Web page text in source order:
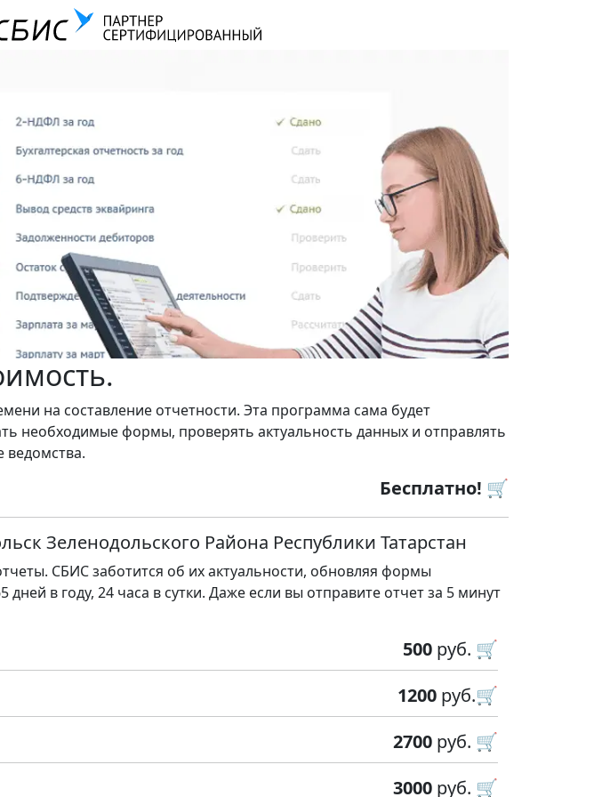
на составление отчетности. Эта программа сама будет
необходимые формы, проверять актуальность данных и отправлять
ведомства.
Бесплатно! 🛒
Зеленодольского Района Республики Татарстан
СБИС заботится об их актуальности, обновляя формы
в году, 24 часа в сутки. Даже если вы отправите отчет за 5 минут
500 руб. 🛒
1200 руб.🛒
2700 руб. 🛒
3000 руб. 🛒